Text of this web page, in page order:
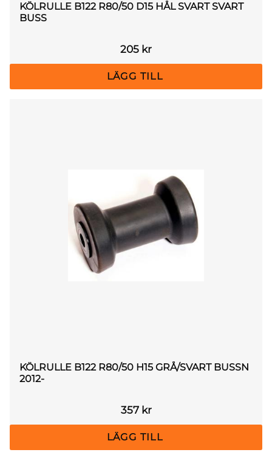
KÖLRULLE B122 R80/50 D15 HÅL SVART SVART
BUSS
205 kr
KÖLRULLE B122 R80/50 H15 GRÅ/SVART BUSSN
2012-
357kr